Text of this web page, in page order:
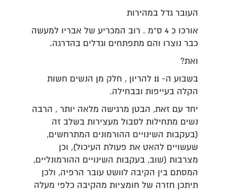
העובר גדל במהירות
אורכו כ 4 ס"מ . רוב המכריע של אבריו למעשה
כבר נוצרו והם מתפתחים וגדלים בהדרגה.
ואת?
בשבוע ה- 11 להריון , חלק מן הנשים חשות
הקלה בעייפות ובבחילה.
יחד עם זאת, הבטן מרגישה מלאה יותר , הרבה
נשים מתחילות לסבול מעצירות בשלב זה
(בעקבות השינויים ההורמונים המתרחשים,
שעשויים להאט את פעולת העיכול), וכן
מצרבות (שוב, בעקבות השינויים ההורמונליים,
המסתם בין הקיבה לוושט עובר הרפיה, ולכן
תיתכן חזרה של חומציות מהקיבה כלפי מעלה